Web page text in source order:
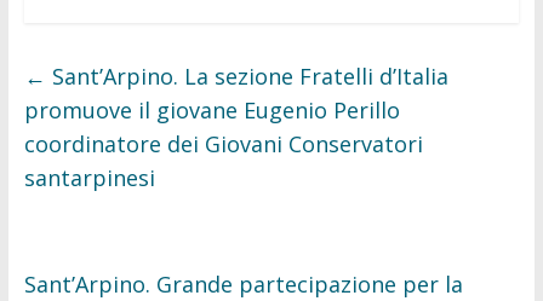
o
o
k
e
r
← Sant’Arpino. La sezione Fratelli d’Italia
promuove il giovane Eugenio Perillo
coordinatore dei Giovani Conservatori
santarpinesi
Sant’Arpino. Grande partecipazione per la